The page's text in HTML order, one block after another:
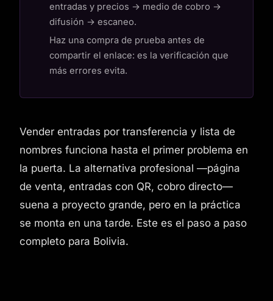
entradas y precios → medio de cobro →
difusión → escaneo.
Haz una compra de prueba antes de
compartir el enlace: es la verificación que
más errores evita.
Vender entradas por transferencia y lista de
nombres funciona hasta el primer problema en
la puerta. La alternativa profesional —página
de venta, entradas con QR, cobro directo—
suena a proyecto grande, pero en la práctica
se monta en una tarde. Este es el paso a paso
completo para Bolivia.